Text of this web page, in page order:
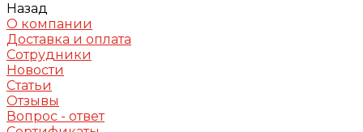
Назад
О компании
Доставка и оплата
Сотрудники
Новости
Статьи
Отзывы
Вопрос - ответ